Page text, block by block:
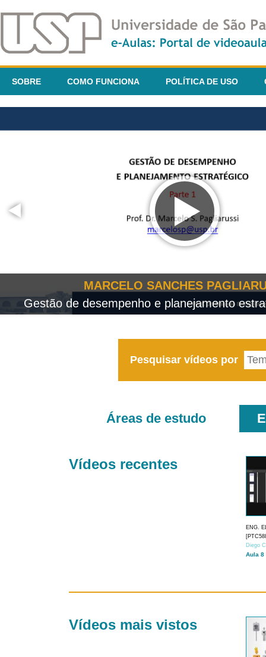
SOBRE COMO FUNCIONA POLÍTICA DE USO
MARCELO SANCHES
Gestão de desempenho e planejamento
Pesquisar vídeos por
Áreas de estudo
Vídeos recentes
ENG.
Diego
Aula 8
Vídeos mais vistos